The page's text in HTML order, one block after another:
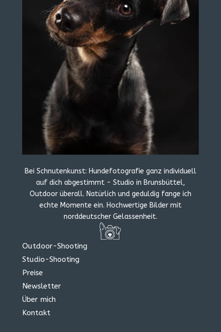
Bei Schnutenkunst: Hundefotografie ganz individuell
auf dich abgestimmt - Studio in Brunsbüttel,
Outdoor überall. Natürlich und geduldig fange ich
echte Momente ein. Hochwertige Bilder mit
norddeutscher Gelassenheit.
Outdoor-Shooting
Studio-Shooting
Preise
Newsletter
Über mich
Kontakt